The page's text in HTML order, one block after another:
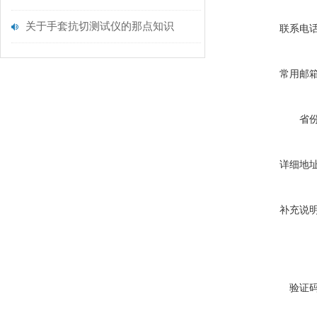
关于手套抗切测试仪的那点知识 联系电
常用邮
省
详细地
补充说
验证